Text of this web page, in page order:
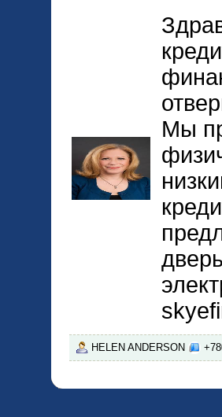
Мы
HELEN ANDERSON